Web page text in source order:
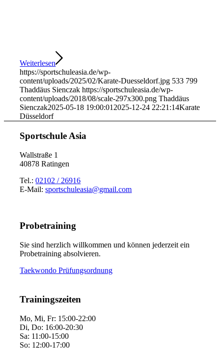
Weiterlesen
https://sportschuleasia.de/wp-
content/uploads/2025/02/Karate-Duesseldorf.jpg 533 799
Thaddäus Sienczak https://sportschuleasia.de/wp-
content/uploads/2018/08/scale-297x300.png Thaddäus
Sienczak2025-05-18 19:00:01 2025-12-24 22:21:14Karate
Düsseldorf
Sportschule Asia
Wallstraße 1
40878 Ratingen
Tel.:02102 / 26916
E-Mail:sportschuleasia@gmail.com
Probetraining
Sie sind herzlich willkommen und können jederzeit ein
Probetraining absolvieren.
Taekwondo Prüfungsordnung
Trainingszeiten
Mo, Mi, Fr: 15:00-22:00
Di, Do: 16:00-20:30
Sa: 11:00-15:00
So: 12:00-17:00